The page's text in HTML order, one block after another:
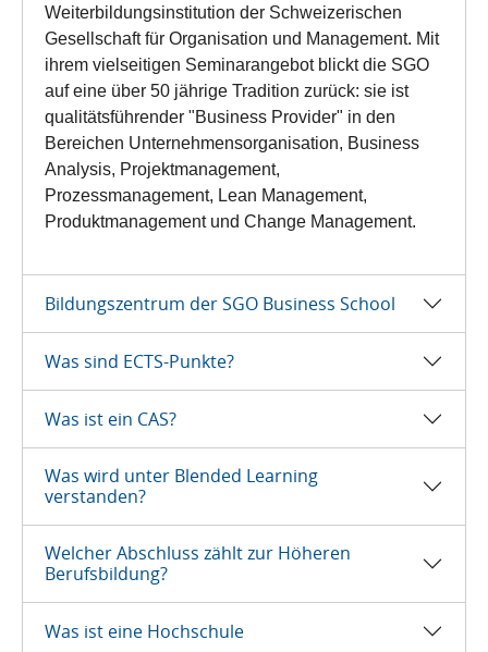
Weiterbildungsinstitution der Schweizerischen
Gesellschaft für Organisation und Management. Mit
ihrem vielseitigen Seminarangebot blickt die SGO
auf eine über 50 jährige Tradition zurück: sie ist
qualitätsführender "Business Provider" in den
Bereichen Unternehmensorganisation, Business
Analysis, Projektmanagement,
Prozessmanagement, Lean Management,
Produktmanagement und Change Management.
Bildungszentrum der SGO Business School
Was sind ECTS-Punkte?
Was ist ein CAS?
Was wird unter Blended Learning
verstanden?
Welcher Abschluss zählt zur Höheren
Berufsbildung?
Was ist eine Hochschule